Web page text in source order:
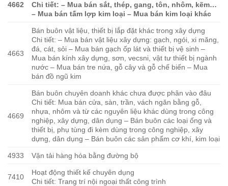
4662
Chi tiết: – Mua bán sắt, thép, gang, tôn, nhôm, kẽm…
– Mua bán tấm lợp kim loại – Mua bán kim loại khác
4663
Bán buôn vật liệu, thiết bị lắp đặt khác trong xây dựng
Chi tiết: – Mua bán vật liệu xây dựng: gạch, ngói, xi măng,
đá, cát, sỏi – Mua bán gạch ốp lát và thiết bị vệ sinh –
Mua bán kính xây dựng, sơn, vecsni, vật tư thiết bị ngành
nước – Mua bán tre nứa, gỗ cây và gỗ chế biến – Mua
bán đồ ngũ kim
4669
Bán buôn chuyên doanh khác chưa được phân vào đâu
Chi tiết: Mua bán cửa, sàn, trần, vách ngăn bằng gỗ,
nhựa, nhôm và từ các nguyên liệu khác dùng trong công
nghiệp, xây dựng, dân dụng – Bán buôn các loại ống và
thiết bị, phụ tùng đi kèm dùng trong công nghiệp, xây
dựng, dân dụng – Bán buôn các sản phẩm cơ khí, kim loại
4933 Vận tải hàng hóa bằng đường bộ
7410
Hoạt động thiết kế chuyên dụng
Chi tiết: Trang trí nội ngoại thất công trình